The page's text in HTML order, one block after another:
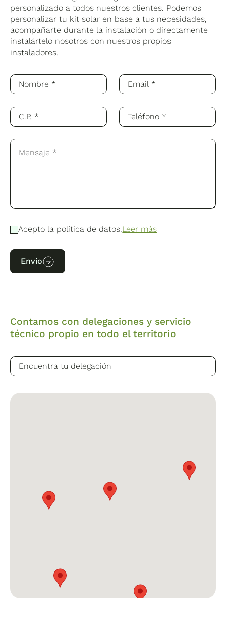
personalizado a todos nuestros clientes. Podemos
personalizar tu kit solar en base a tus necesidades,
acompañarte durante la instalación o directamente
instalártelo nosotros con nuestros propios
instaladores.
Acepto la política de datos.Leer más
Envío
Contamos con delegaciones y servicio
técnico propio en todo el territorio